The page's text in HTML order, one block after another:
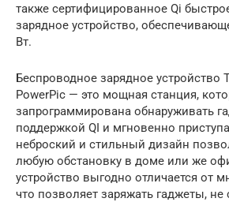
также сертифицированное Qi
зарядное устройство,
Вт.
Беспроводное зарядное устройство
PowerPic — это мощная станция,
запрограммирована обнаруживать
поддержкой QI и мгновенно
неброский и стильный дизайн
любую обстановку в доме или же
устройство выгодно отличается от
что позволяет заряжать гаджеты, не